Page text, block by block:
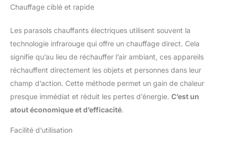
Chauffage ciblé et rapide
Les parasols chauffants électriques utilisent souvent la
technologie infrarouge qui offre un chauffage direct. Cela
signifie qu’au lieu de réchauffer l’air ambiant, ces appareils
réchauffent directement les objets et personnes dans leur
champ d’action. Cette méthode permet un gain de chaleur
presque immédiat et réduit les pertes d’énergie. C’est un
atout économique et d’efficacité.
Facilité d’utilisation